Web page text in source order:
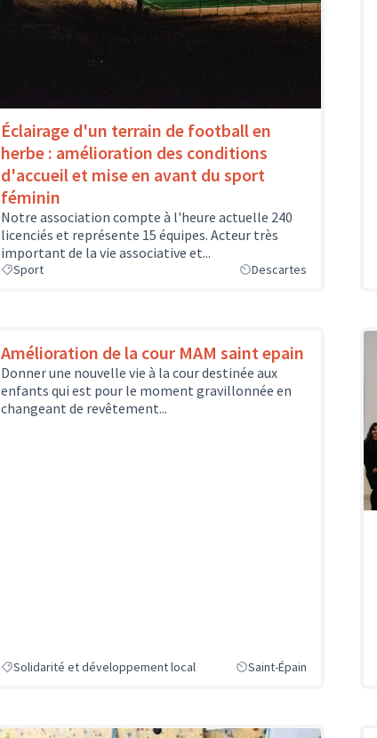
Éclairage d'un terrain de football en
herbe : amélioration des conditions
d'accueil et mise en avant du sport
féminin
Notre association compte à l'heure actuelle 240
licenciés et représente 15 équipes. Acteur très
important de la vie associative et...
Sport Descartes
Amélioration de la cour MAM saint epain
Donner une nouvelle vie à la cour destinée aux
enfants qui est pour le moment gravillonnée en
changeant de revêtement...
Solidarité et développement local Saint-Épain